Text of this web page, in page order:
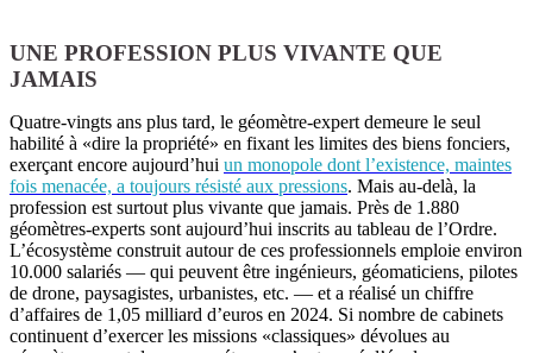
UNE PROFESSION PLUS VIVANTE QUE
JAMAIS
Quatre-vingts ans plus tard, le géomètre-expert demeure le seul
habilité à «dire la propriété» en fixant les limites des biens fonciers,
exerçant encore aujourd’hui un monopole dont l’existence, maintes
fois menacée, a toujours résisté aux pressions. Mais au-delà, la
profession est surtout plus vivante que jamais. Près de 1.880
géomètres-experts sont aujourd’hui inscrits au tableau de l’Ordre.
L’écosystème construit autour de ces professionnels emploie environ
10.000 salariés — qui peuvent être ingénieurs, géomaticiens, pilotes
de drone, paysagistes, urbanistes, etc. — et a réalisé un chiffre
d’affaires de 1,05 milliard d’euros en 2024. Si nombre de cabinets
continuent d’exercer les missions «classiques» dévolues au